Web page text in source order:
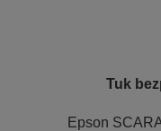
Tuk
Epson